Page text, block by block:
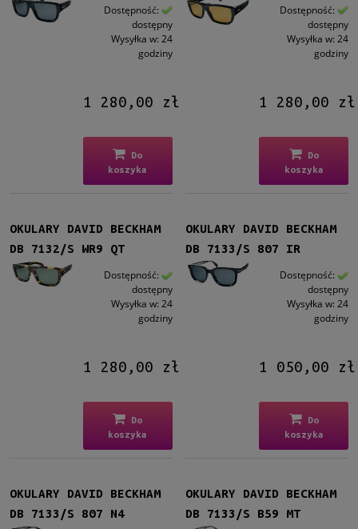
Dostępność:
dostępny
Wysyłka w: 24
godziny
1 280,00 zł
Do
koszyka
Dostępność:
dostępny
Wysyłka w: 24
godziny
1 280,00 zł
Do
koszyka
OKULARY DAVID BECKHAM
DB 7132/S WR9 QT
Dostępność:
dostępny
Wysyłka w: 24
godziny
1 280,00 zł
Do
koszyka
OKULARY DAVID BECKHAM
DB 7133/S 807 IR
Dostępność:
dostępny
Wysyłka w: 24
godziny
1 050,00 zł
Do
koszyka
OKULARY DAVID BECKHAM
DB 7133/S 807 N4
OKULARY DAVID BECKHAM
DB 7133/S B59 MT